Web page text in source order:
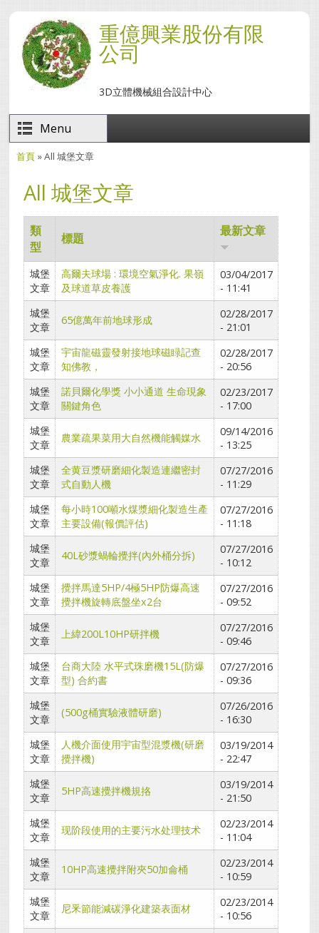
移至主內容 重億興業股份有限
公司
3D立體機械組合設計中心
Menu
首頁 » All 城堡文章
All 城堡文章
類
型
標題 最新文章
城堡
文章
高爾夫球場 : 環境空氣淨化. 果嶺
及球道草皮養護
03/04/2017
- 11:41
城堡
文章
65億萬年前地球形成
02/28/2017
- 21:01
城堡
文章
宇宙龍磁靈發射接地球磁睩記查
知佛教，
02/28/2017
- 20:56
城堡
文章
諾貝爾化學獎 小小通道 生命現象
關鍵角色
02/23/2017
- 17:00
城堡
文章
農業疏果菜用大自然機能觸媒水
09/14/2016
- 13:25
城堡
文章
全黄豆漿研磨細化製造連繼密封
式自動人機
07/27/2016
- 11:29
城堡
文章
每小時100噸水煤漿細化製造生產
主要設備(報價評估)
07/27/2016
- 11:18
城堡
文章
40L砂漿蝸輪攪拌(內外桶分拆)
07/27/2016
- 10:12
城堡
文章
攪拌馬達5HP/4極5HP防爆高速
攪拌機旋轉底盤坐x2台
07/27/2016
- 09:52
城堡
文章
上緯200L10HP研拌機
07/27/2016
- 09:46
城堡
文章
台商大陸 水平式珠磨機15L(防爆
型) 合約書
07/27/2016
- 09:36
城堡
文章
(500g桶實驗液體研磨)
07/26/2016
- 16:30
城堡
文章
人機介面使用宇宙型混漿機(研磨
攪拌機)
03/19/2014
- 22:47
城堡
文章
5HP高速攪拌機規挌
03/19/2014
- 21:50
城堡
文章
现阶段使用的主要污水处理技术
02/23/2014
- 11:04
城堡
文章
10HP高速攪拌附夾50加侖桶
02/23/2014
- 10:59
城堡
文章
尼釆節能減碳淨化建築表面材
02/23/2014
- 10:56